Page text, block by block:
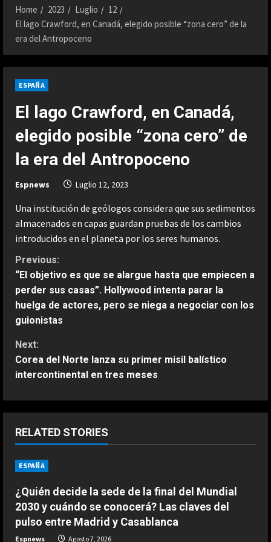
Home 2023 Luglio
12
El lago Crawford, en Canadá, elegido posible “zona cero” de la
era del Antropoceno
ESPAÑA
El lago Crawford, en Canadá,
elegido posible “zona cero” de
la era del Antropoceno
Espnews Luglio 12, 2023
Una institución de geólogos considera que sus sedimentos
almacenados en capas guardan pruebas de los cambios
introducidos en el planeta por los seres humanos.
C
o
n
t
i
u
e
R
e
a
Previous:
“El objetivo es que se alargue hasta que empiecen a
perder sus casas”. Hollywood intenta parar la
huelga de actores, pero se niega a negociar con los
guionistas
Next:
Corea del Norte lanza su primer misil balístico
intercontinental en tres meses
RELATED STORIES
ESPAÑA
¿Quién decide la sede de la final del Mundial
2030 y cuándo se conocerá? Las claves del
pulso entre Madrid y Casablanca
Espnews Agosto 7, 2026
2
renueva con el Real Madrid hasta
2032
ESPAÑA